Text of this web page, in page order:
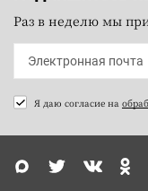
Раз в неделю мы
Я даю согласие на